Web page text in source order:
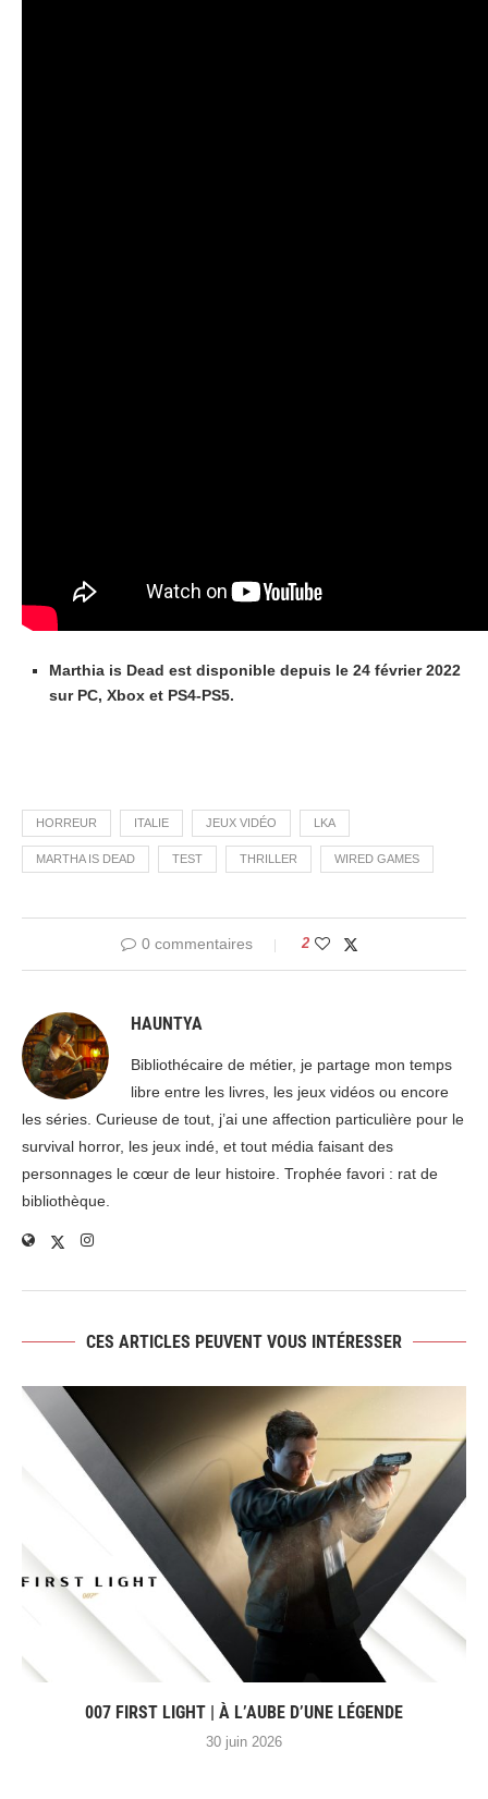
Marthia is Dead est disponible depuis le 24 février 2022
sur PC, Xbox et PS4-PS5.
HORREUR ITALIE JEUX VIDÉO LKA
MARTHA IS DEAD TEST THRILLER WIRED GAMES
0 commentaires 2
HAUNTYA
Bibliothécaire de métier, je partage mon temps
libre entre les livres, les jeux vidéos ou encore
les séries. Curieuse de tout, j’ai une affection particulière pour le
survival horror, les jeux indé, et tout média faisant des
personnages le cœur de leur histoire. Trophée favori : rat de
bibliothèque.
CES ARTICLES PEUVENT VOUS INTÉRESSER
007 FIRST LIGHT | À L’AUBE D’UNE LÉGENDE
30 juin 2026